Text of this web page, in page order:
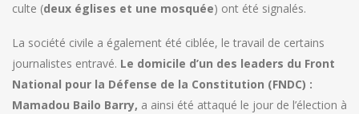
culte (deux églises et une mosquée) ont été signalés.
La société civile a également été ciblée, le travail de certains
journalistes entravé. Le domicile d’un des leaders du Front
National pour la Défense de la Constitution (FNDC) :
Mamadou Bailo Barry, a ainsi été attaqué le jour de l’élection à